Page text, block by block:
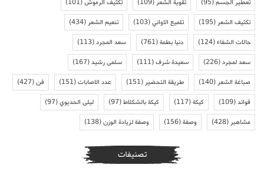
تعطير الجسم(95) تقوية الشعر(109) تكثيف الرموش(101)
تكثيف الشعر(195) تلميع الاواني(103) تنعيم الشعر(434)
حالات الشفاء(124) دنيا بطمة(761) سعد المجرد(113)
سعد لمجرد(226) سعيدة شرف(111) سلمى رشيد(167)
صباغة الشعر(140) طريقة التحضير(151) عدد الاصابات(151) فن(427)
فوائد(109) كيكة(117) كيكة بالشكلاط(97) ليلى الحديوي(97)
مشاهير(428) وصفة(156) وصفة لزيادة الوزن(138)
تصنيفات